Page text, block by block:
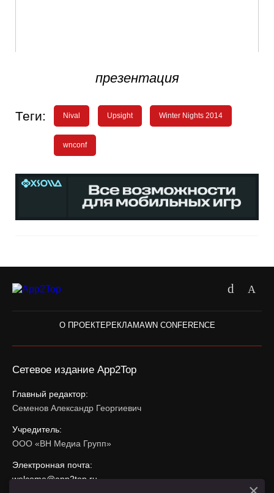
презентация
Теги: Nival Upsight Winter Nights 2014
wnconf
О ПРОЕКТЕРЕКЛАМАWN CONFERENCE
Сетевое издание App2Top
Главный редактор:
Семенов Александр Георгиевич
Учредитель:
ООО «ВН Медиа Групп»
Электронная почта:
welcome@app2top.ru